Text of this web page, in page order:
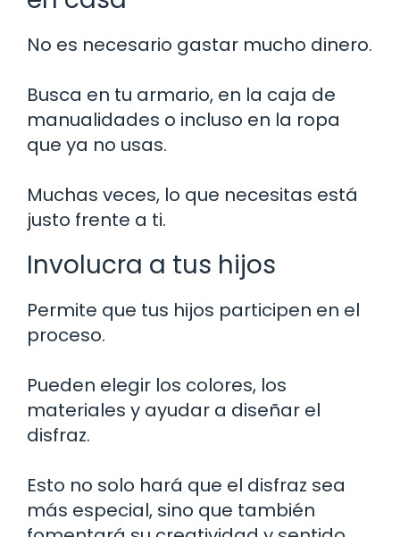
No es necesario gastar mucho dinero.
Busca en tu armario, en la caja de
manualidades o incluso en la ropa
que ya no usas.
Muchas veces, lo que necesitas está
justo frente a ti.
Involucra a tus hijos
Permite que tus hijos participen en el
proceso.
Pueden elegir los colores, los
materiales y ayudar a diseñar el
disfraz.
Esto no solo hará que el disfraz sea
más especial, sino que también